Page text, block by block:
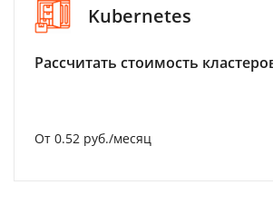
Kubernetes
Рассчитать стоимость
От 0.52 руб./месяц